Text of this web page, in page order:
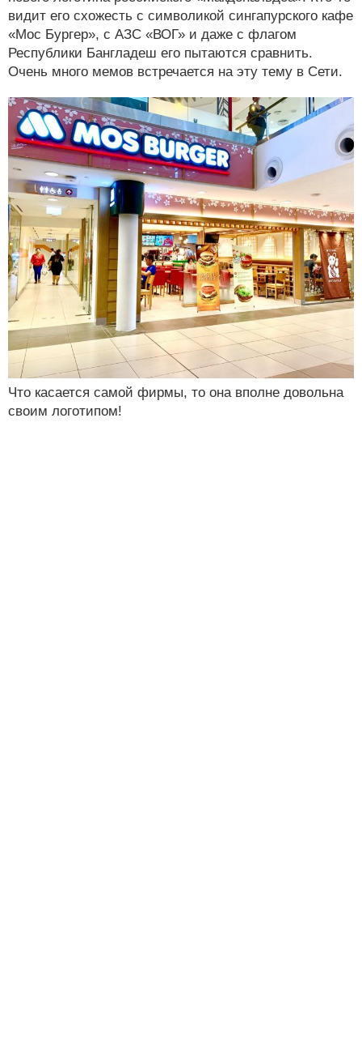
видит его схожесть с символикой сингапурского кафе
«Мос Бургер», с АЗС «ВОГ» и даже с флагом
Республики Бангладеш его пытаются сравнить.
Очень много мемов встречается на эту тему в Сети.
Что касается самой фирмы, то она вполне довольна
своим логотипом!